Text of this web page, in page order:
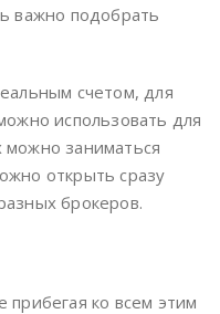
важно подобрать
счетом, для
использовать для
заниматься
открыть сразу
брокеров.
ко всем этим